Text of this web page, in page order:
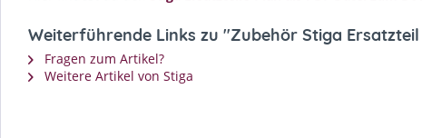
Weiterführende Links zu "Zubehör Stiga
Fragen zum Artikel?
Weitere Artikel von Stiga